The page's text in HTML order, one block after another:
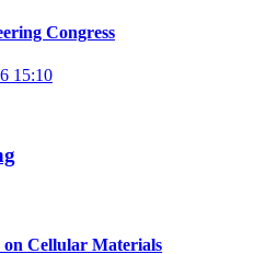
Congress
15:10
Cellular Materials